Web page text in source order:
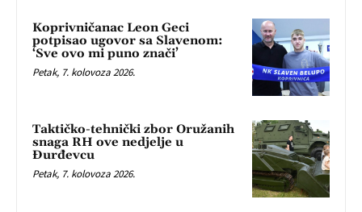
Koprivničanac Leon Geci
potpisao ugovor sa Slavenom:
‘Sve ovo mi puno znači’
Petak, 7. kolovoza 2026.
Taktičko-tehnički zbor Oružanih
snaga RH ove nedjelje u
Đurđevcu
Petak, 7. kolovoza 2026.